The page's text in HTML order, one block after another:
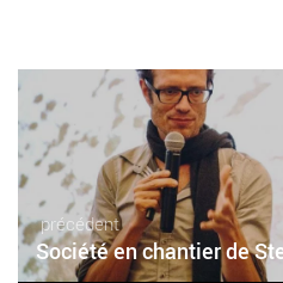
précédent
Société en chantier de